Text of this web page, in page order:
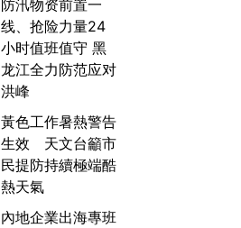
防汛物资前置一
线、抢险力量24
小时值班值守 黑
龙江全力防范应对
洪峰
黃色工作暑熱警告
生效 天文台籲市
民提防持續極端酷
熱天氣
內地企業出海專班